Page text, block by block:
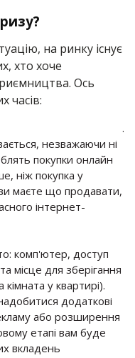
на ринку існує
хто хоче
Ось
часів:
незважаючи ні
покупки онлайн
ніж покупка у
маєте що продавати,
інтернет-
комп'ютер, доступ
місце для зберігання
у квартирі).
додаткові
або розширення
етапі вам буде
вкладень
.